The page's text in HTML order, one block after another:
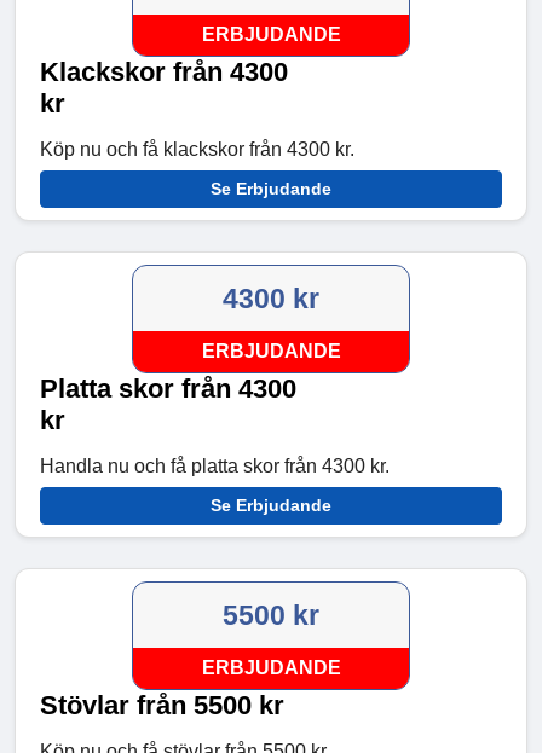
ERBJUDANDE
Klackskor från 4300
kr
Köp nu och få klackskor från 4300 kr.
Se Erbjudande
4300 kr
ERBJUDANDE
Platta skor från 4300
kr
Handla nu och få platta skor från 4300 kr.
Se Erbjudande
5500 kr
ERBJUDANDE
Stövlar från 5500 kr